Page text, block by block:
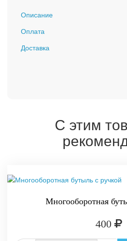
Описание
Оплата
Доставка
С этим
Многооборотная
400